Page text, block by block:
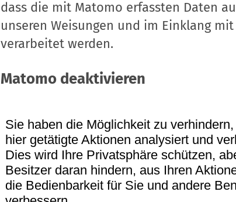
dass die mit Matomo erfassten Daten
unseren Weisungen und im Einklang mit
verarbeitet werden.
Matomo deaktivieren